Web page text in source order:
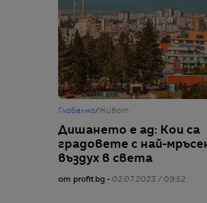
Глобално/Живот
Дишането е ад: Кои са
градовете с най-
въздух в света
от profit.bg - 02.07.2023 / 09:52